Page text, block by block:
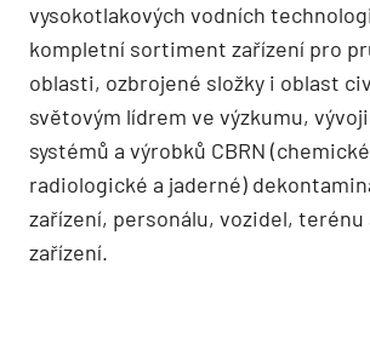
vysokotlakových vodních
kompletní sortiment zařízení pro
oblasti, ozbrojené složky i oblast
světovým lídrem ve výzkumu,
systémů a výrobků CBRN
radiologické a jaderné)
zařízení, personálu, vozidel,
zařízení.